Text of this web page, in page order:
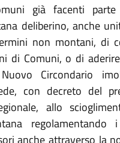
già facenti
deliberino, anche
non montani, di
di Comuni, o di
Circondario
con decreto del
allo
regolamentando
anche attraverso la